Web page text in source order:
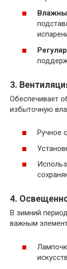
3.
Обеспечивает
избыточную
Ручное
4.
В зимний
важным